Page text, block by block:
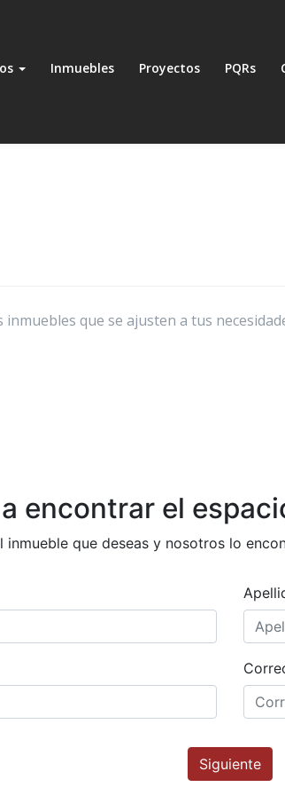
Inmuebles Proyectos PQRs
que se ajusten a tus